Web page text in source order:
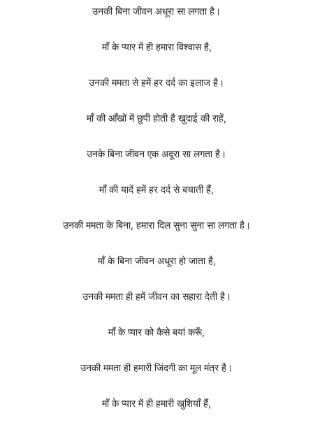
उनकी बिना जीवन अधूरा सा लगता है।
माँ के प्यार में ही हमारा विश्वास है,
उनकी ममता से हमें हर दर्द का इलाज है।
माँ की आँखों में छुपी होती है खुदाई की राहें,
उनके बिना जीवन एक अदूरा सा लगता है।
माँ की यादें हमें हर दर्द से बचाती हैं,
उनकी ममता के बिना, हमारा दिल सुना सुना सा लगता है।
माँ के बिना जीवन अधूरा हो जाता है,
उनकी ममता ही हमें जीवन का सहारा देती है।
माँ के प्यार को कैसे बयां करूँ,
उनकी ममता ही हमारी जिंदगी का मूल मंत्र है।
माँ के प्यार में ही हमारी खुशियाँ हैं,